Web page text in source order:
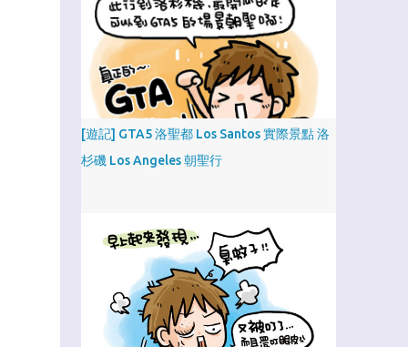
[遊記] GTA5 洛聖都 Los Santos 實際景點 洛
杉磯 Los Angeles 朝聖行